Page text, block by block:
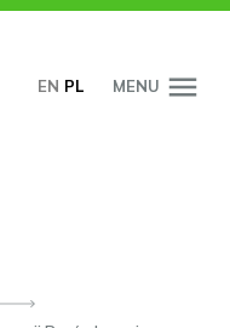
EN PL MENU